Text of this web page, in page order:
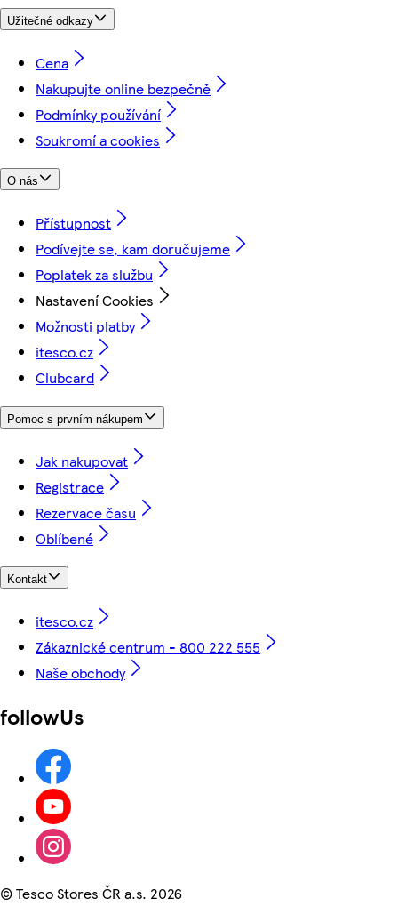
Užitečné odkazy
Cena
Nakupujte online bezpečně
Podmínky používání
Soukromí a cookies
O nás
Přístupnost
Podívejte se, kam doručujeme
Poplatek za službu
Nastavení Cookies
Možnosti platby
itesco.cz
Clubcard
Pomoc s prvním nákupem
Jak nakupovat
Registrace
Rezervace času
Oblíbené
Kontakt
itesco.cz
Zákaznické centrum - 800 222 555
Naše obchody
followUs
©Tesco Stores ČR a.s. 2026